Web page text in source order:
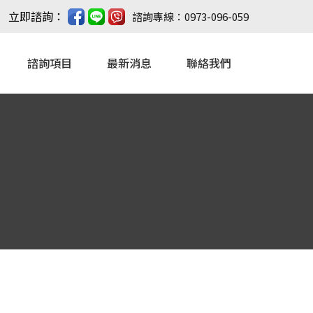
立即諮詢： 諮詢專線：0973-096-059
諮詢項目 最新消息 聯絡我們